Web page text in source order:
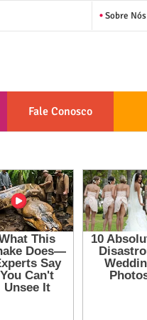
Sobre Nós
Fale Conosco